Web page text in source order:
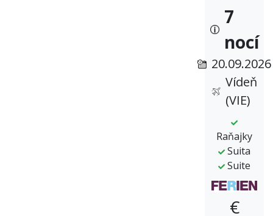
7
nocí
20.09.2026
Vídeň
(VIE)
Raňajky
Suita
Suite
€